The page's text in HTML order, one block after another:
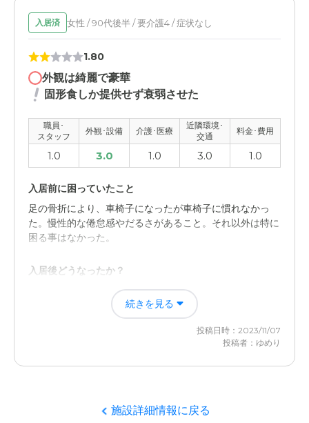
入居済 女性 / 90代後半 / 要介護4 / 症状なし
1.80
外観は綺麗で豪華
固形食しか提供せず衰弱させた
職員･
スタッフ
外観･設備 介護･医療
近隣環境･
交通
料金･費用
1.0 3.0 1.0 3.0 1.0
入居前に困っていたこと
足の骨折により、車椅子になったが車椅子に慣れなかっ
た。慢性的な倦怠感やだるさがあること。それ以外は特に
困る事はなかった。
入居後どうなったか？
施設がひどい対応をしたため、毎日会いに通ったがコロナ
の面会制限で会えず、どんどん衰弱したため、退所させる
衰弱した。水分ももらえず衰弱した。電話すると明らかに
脱水症状があり、コロナの面会制限で会えなかったため、
続きを見る
投稿日時：2023/11/07
投稿者：ゆめり
施設詳細情報に戻る